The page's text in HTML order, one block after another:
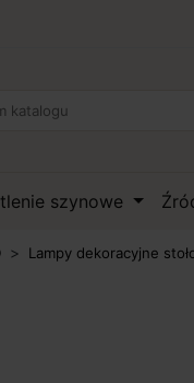
szynowe
Lampy dekoracyjne